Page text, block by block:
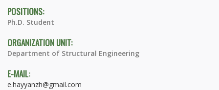
POSITIONS:
Ph.D. Student
ORGANIZATION UNIT:
Department of Structural Engineering
E-MAIL:
e.hayyanzh@gmail.com